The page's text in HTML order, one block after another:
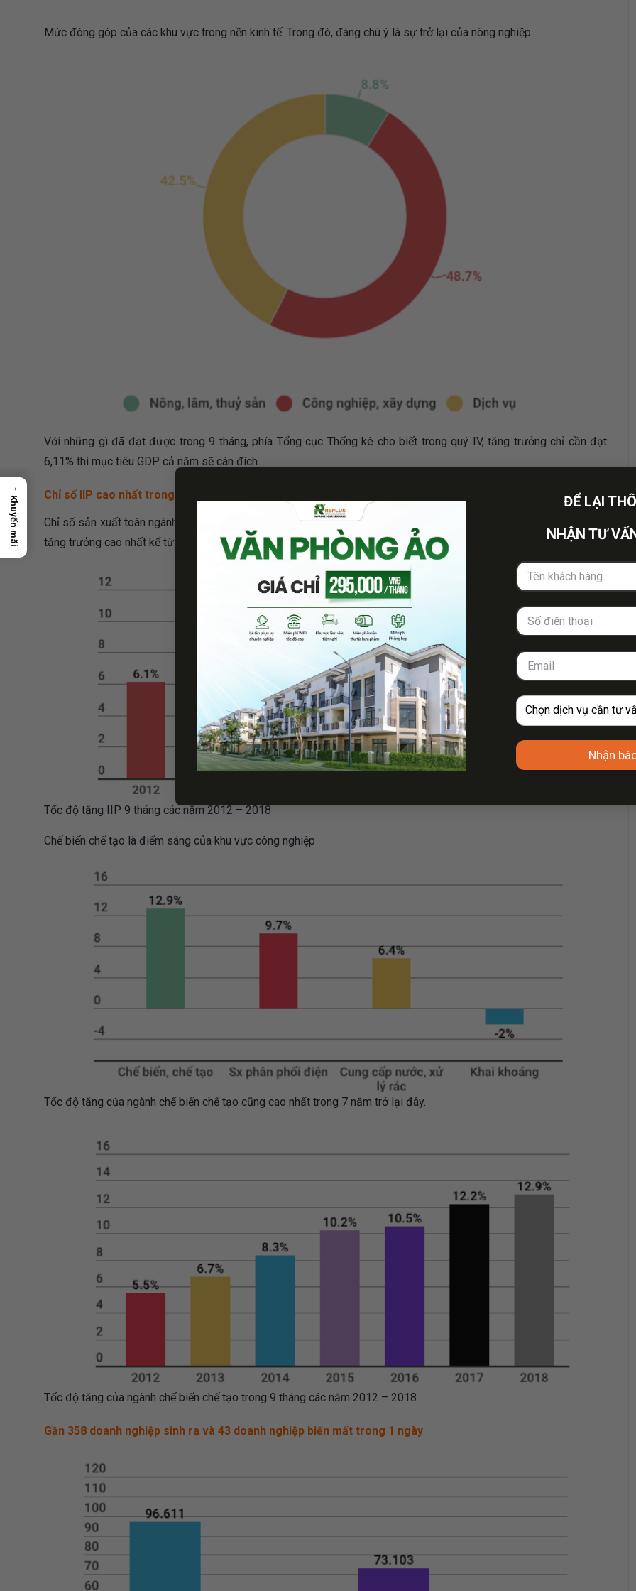
ĐỂ LẠI
NHẬN TƯ
Nhận
Mức đóng góp của các khu vực trong nền kinh tế. Trong đó, đáng chú ý là sự trở lại của nông nghiệp.
Với những gì đã đạt được trong 9 tháng, phía Tổng cục Thống kê cho biết trong quý IV, tăng trưởng chỉ cần đạt
6,11% thì mục tiêu GDP cả năm sẽ cán đích.
Chỉ số IIP cao nhất trong 7 năm
Chỉ số sản xuất toàn ngành công nghiệp (IIP) trong 9 tháng ước tính tăng 10,6% so với cùng kỳ năm trước đạt mức
tăng trưởng cao nhất kể từ năm 2012 trở lại đây.
Tốc độ tăng IIP 9 tháng các năm 2012 – 2018
Chế biến chế tạo là điểm sáng của khu vực công nghiệp
Tốc độ tăng của ngành chế biến chế tạo cũng cao nhất trong 7 năm trở lại đây.
Tốc độ tăng của ngành chế biến chế tạo trong 9 tháng các năm 2012 – 2018
Gần 358 doanh nghiệp sinh ra và 43 doanh nghiệp biến mất trong 1 ngày
→
Khuyến mãi